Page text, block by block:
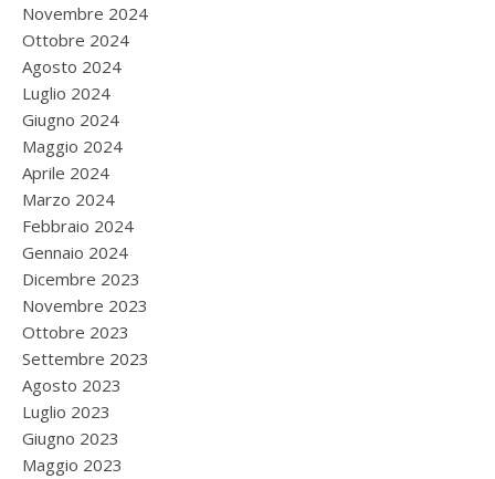
Novembre 2024
Ottobre 2024
Agosto 2024
Luglio 2024
Giugno 2024
Maggio 2024
Aprile 2024
Marzo 2024
Febbraio 2024
Gennaio 2024
Dicembre 2023
Novembre 2023
Ottobre 2023
Settembre 2023
Agosto 2023
Luglio 2023
Giugno 2023
Maggio 2023